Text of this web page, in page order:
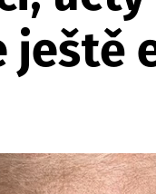
ještě